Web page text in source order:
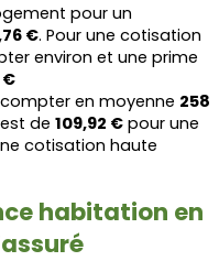
pour un
€. Pour une cotisation
environ et une prime
€
en moyenne 258
de 109,92 € pour une
habitation en